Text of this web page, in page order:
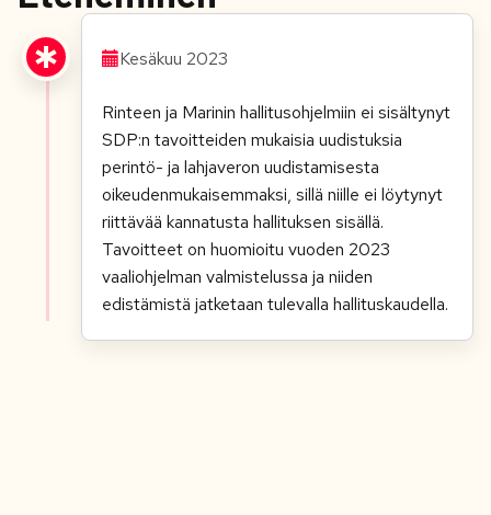
Kesäkuu 2023
Rinteen ja Marinin hallitusohjelmiin ei sisältynyt
SDP:n tavoitteiden mukaisia uudistuksia
perintö- ja lahjaveron uudistamisesta
oikeudenmukaisemmaksi, sillä niille ei löytynyt
riittävää kannatusta hallituksen sisällä.
Tavoitteet on huomioitu vuoden 2023
vaaliohjelman valmistelussa ja niiden
edistämistä jatketaan tulevalla hallituskaudella.